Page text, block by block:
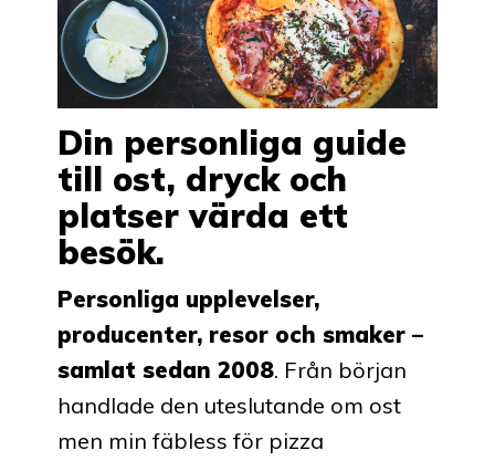
Din personliga guide
till ost, dryck och
platser värda ett
besök.
Personliga upplevelser,
producenter, resor och smaker –
samlat sedan 2008. Från början
handlade den uteslutande om ost
men min fäbless för pizza